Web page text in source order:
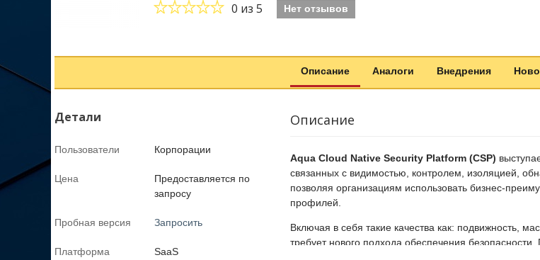
0 из 5 Нет отзывов
Описание Аналоги Внедрения
Детали
Пользователи Корпорации
Цена
Предоставляется по
запросу
Пробная версия Запросить
Платформа SaaS
Описание
Aqua Cloud Native Security Platform (CSP)
связанных с видимостью, контролем, изоляцией,
позволяя организациям использовать бизнес-
профилей.
Включая в себя такие качества как: подвижность,
требует нового подхода обеспечения